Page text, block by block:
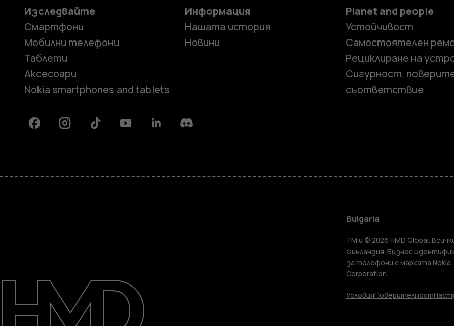
Мобилни
Аксесоари
Таблети
Поддръжка
Bulgaria
Изследвайте
Смартфони
Мобилни телефони
Таблети
Аксесоари
Nokia smartphones and tablets
Информация
Нашата история
Новини
Planet and people
Устойчивост
Самостоятелен
Рециклиране на
Сигурност,
съответствие
FacebookInstagramTiktok YoutubeLinkedinDiscord
Bulgaria
TM и © 2026 HMD Global.
Финландия. Бизнес
за телефони с марката
Corporation.
УсловияПоверителност